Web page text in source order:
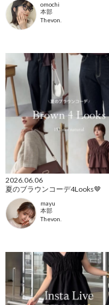
omochi
本部
Thevon.
2026.06.06
夏のブラウンコーデ4Looks🤎
mayu
本部
Thevon.